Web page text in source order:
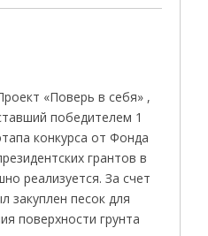
«Поверь в себя» ,
победителем 1
конкурса от Фонда
грантов в
реализуется. За счет
закуплен песок для
поверхности грунта